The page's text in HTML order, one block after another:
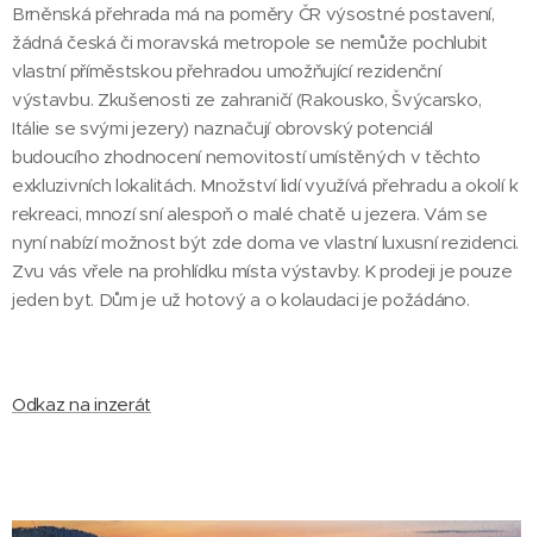
Brněnská přehrada má na poměry ČR výsostné postavení,
žádná česká či moravská metropole se nemůže pochlubit
vlastní příměstskou přehradou umožňující rezidenční
výstavbu. Zkušenosti ze zahraničí (Rakousko, Švýcarsko,
Itálie se svými jezery) naznačují obrovský potenciál
budoucího zhodnocení nemovitostí umístěných v těchto
exkluzivních lokalitách. Množství lidí využívá přehradu a okolí k
rekreaci, mnozí sní alespoň o malé chatě u jezera. Vám se
nyní nabízí možnost být zde doma ve vlastní luxusní rezidenci.
Zvu vás vřele na prohlídku místa výstavby. K prodeji je pouze
jeden byt. Dům je už hotový a o kolaudaci je požádáno.
Odkaz na inzerát